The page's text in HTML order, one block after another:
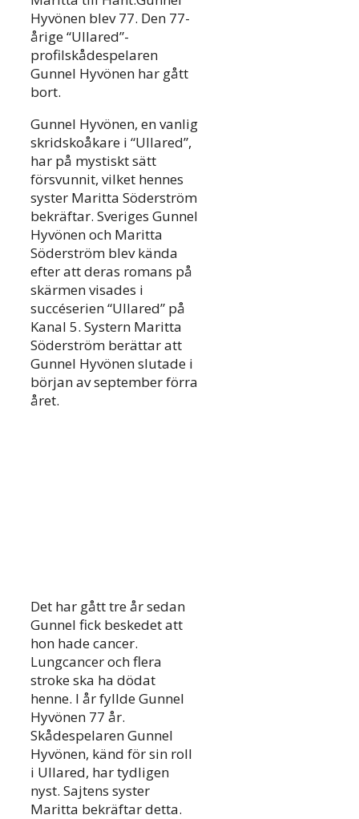
Hyvönen blev 77. Den 77-
årige “Ullared”-
profilskådespelaren
Gunnel Hyvönen har gått
bort.
Gunnel Hyvönen, en vanlig
skridskoåkare i “Ullared”,
har på mystiskt sätt
försvunnit, vilket hennes
syster Maritta Söderström
bekräftar. Sveriges Gunnel
Hyvönen och Maritta
Söderström blev kända
efter att deras romans på
skärmen visades i
succéserien “Ullared” på
Kanal 5. Systern Maritta
Söderström berättar att
Gunnel Hyvönen slutade i
början av september förra
året.
Det har gått tre år sedan
Gunnel fick beskedet att
hon hade cancer.
Lungcancer och flera
stroke ska ha dödat
henne. I år fyllde Gunnel
Hyvönen 77 år.
Skådespelaren Gunnel
Hyvönen, känd för sin roll
i Ullared, har tydligen
nyst. Sajtens syster
Maritta bekräftar detta.